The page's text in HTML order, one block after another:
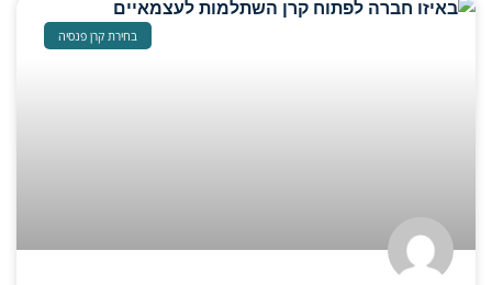
בחירת קרן פנסיה